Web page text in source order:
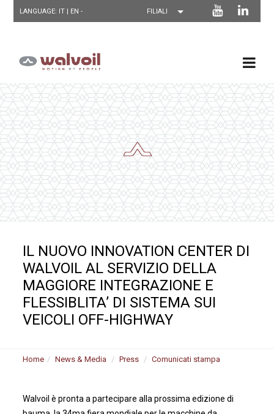
LANGUAGE: IT | EN-
IL NUOVO INNOVATION CENTER DI
WALVOIL AL SERVIZIO DELLA
MAGGIORE INTEGRAZIONE E
FLESSIBLITA’ DI SISTEMA SUI
VEICOLI OFF-HIGHWAY
Home News & Media Press Comunicati stampa
Walvoil è pronta a partecipare alla prossima edizione di